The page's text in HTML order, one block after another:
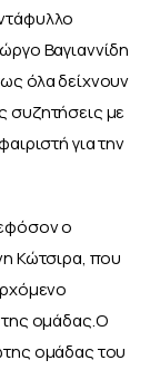
Βαγιαννίδη
όλα δείχνουν
συζητήσεις με
για την
ο
Κώτσιρα, που
της ομάδας.Ο
ομάδας του